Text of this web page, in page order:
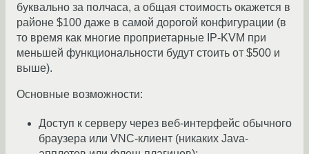
буквально за полчаса, а общая стоимость окажется в
районе $100 даже в самой дорогой конфигурации (в
то время как многие проприетарные IP-KVM при
меньшей функциональности будут стоить от $500 и
выше).
Основные возможности:
Доступ к серверу через веб-интерфейс обычного
браузера или VNC-клиент (никаких Java-